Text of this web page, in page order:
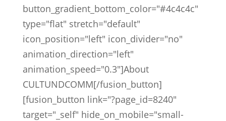
button_gradient_bottom_color="#4c4c4c"
type="flat" stretch="default"
icon_position="left" icon_divider="no"
animation_direction="left"
animation_speed="0.3"]About
CULTUNDCOMM[/fusion_button]
[fusion_button link="?page_id=8240"
target="_self" hide_on_mobile="small-